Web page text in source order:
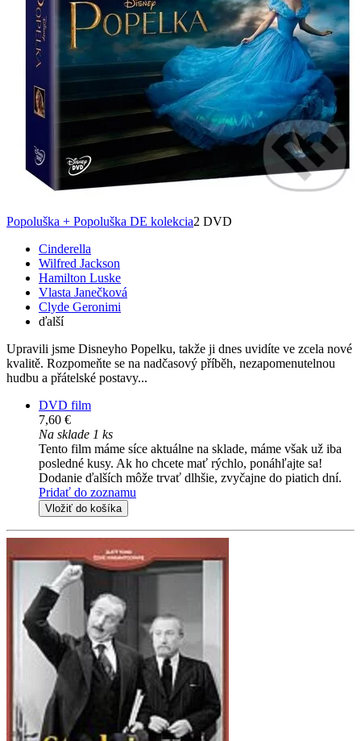
Popoluška + Popoluška DE kolekcia2 DVD
Cinderella
Wilfred Jackson
Hamilton Luske
Vlasta Janečková
Clyde Geronimi
ďalší
Upravili jsme Disneyho Popelku, takže ji dnes uvidíte ve zcela nové
kvalitě. Rozpomeňte se na nadčasový příběh, nezapomenutelnou
hudbu a přátelské postavy...
DVD film
7,60 €
Na sklade 1 ks
Tento film máme síce aktuálne na sklade, máme však už iba
posledné kusy. Ak ho chcete mať rýchlo, ponáhľajte sa!
Dodanie ďalších môže trvať dlhšie, zvyčajne do piatich dní.
Pridať do zoznamu
Vložiť do košíka